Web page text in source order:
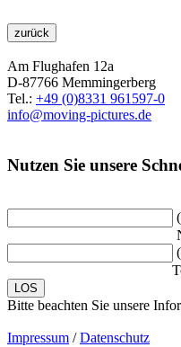
zurück
Am Flughafen 12a
D-87766 Memmingerberg
Tel.: +49 (0)8331 961597-0
info@moving-pictures.de
Nutzen Sie unsere
Bitte beachten Sie unsere
Impressum /Datenschutz